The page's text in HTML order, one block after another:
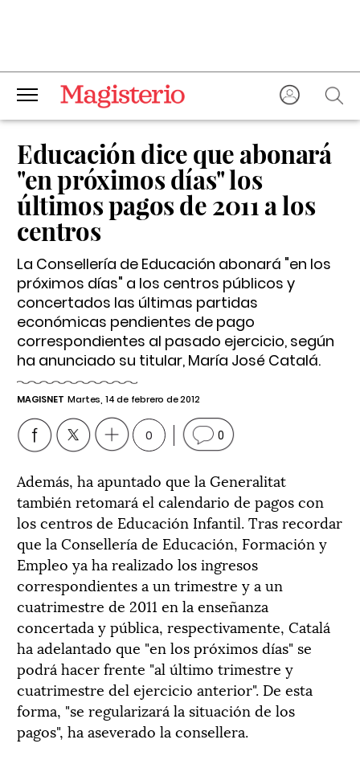
Educación dice que abonará
"en próximos días" los
últimos pagos de 2011 a los
centros
La Consellería de Educación abonará "en los
próximos días" a los centros públicos y
concertados las últimas partidas
económicas pendientes de pago
correspondientes al pasado ejercicio, según
ha anunciado su titular, María José Catalá.
MAGISNET Martes, 14 de febrero de 2012
0 0
Además, ha apuntado que la Generalitat
también retomará el calendario de pagos con
los centros de Educación Infantil. Tras recordar
que la Consellería de Educación, Formación y
Empleo ya ha realizado los ingresos
correspondientes a un trimestre y a un
cuatrimestre de 2011 en la enseñanza
concertada y pública, respectivamente, Catalá
ha adelantado que "en los próximos días" se
podrá hacer frente "al último trimestre y
cuatrimestre del ejercicio anterior". De esta
forma, "se regularizará la situación de los
pagos", ha aseverado la consellera.